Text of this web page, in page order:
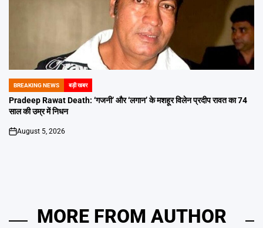
POSTED
IN
BREAKING NEWS बड़ी खबर
Pradeep Rawat Death: ‘गजनी’ और ‘लगान’ के मशहूर विलेन प्रदीप रावत का 74
साल की उम्र में निधन
on
August 5, 2026
MORE FROM AUTHOR